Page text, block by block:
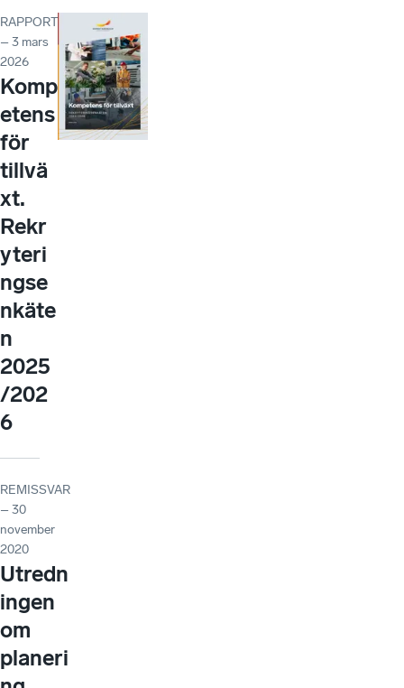
RAPPORT
– 3 mars
2026
Komp
etens
för
tillvä
xt.
Rekr
yteri
ngse
nkäte
n
2025
/202
6
REMISSVAR
– 30
november
2020
Utredn
ingen
om
planeri